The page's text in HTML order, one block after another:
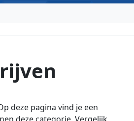
deze pagina vind je een